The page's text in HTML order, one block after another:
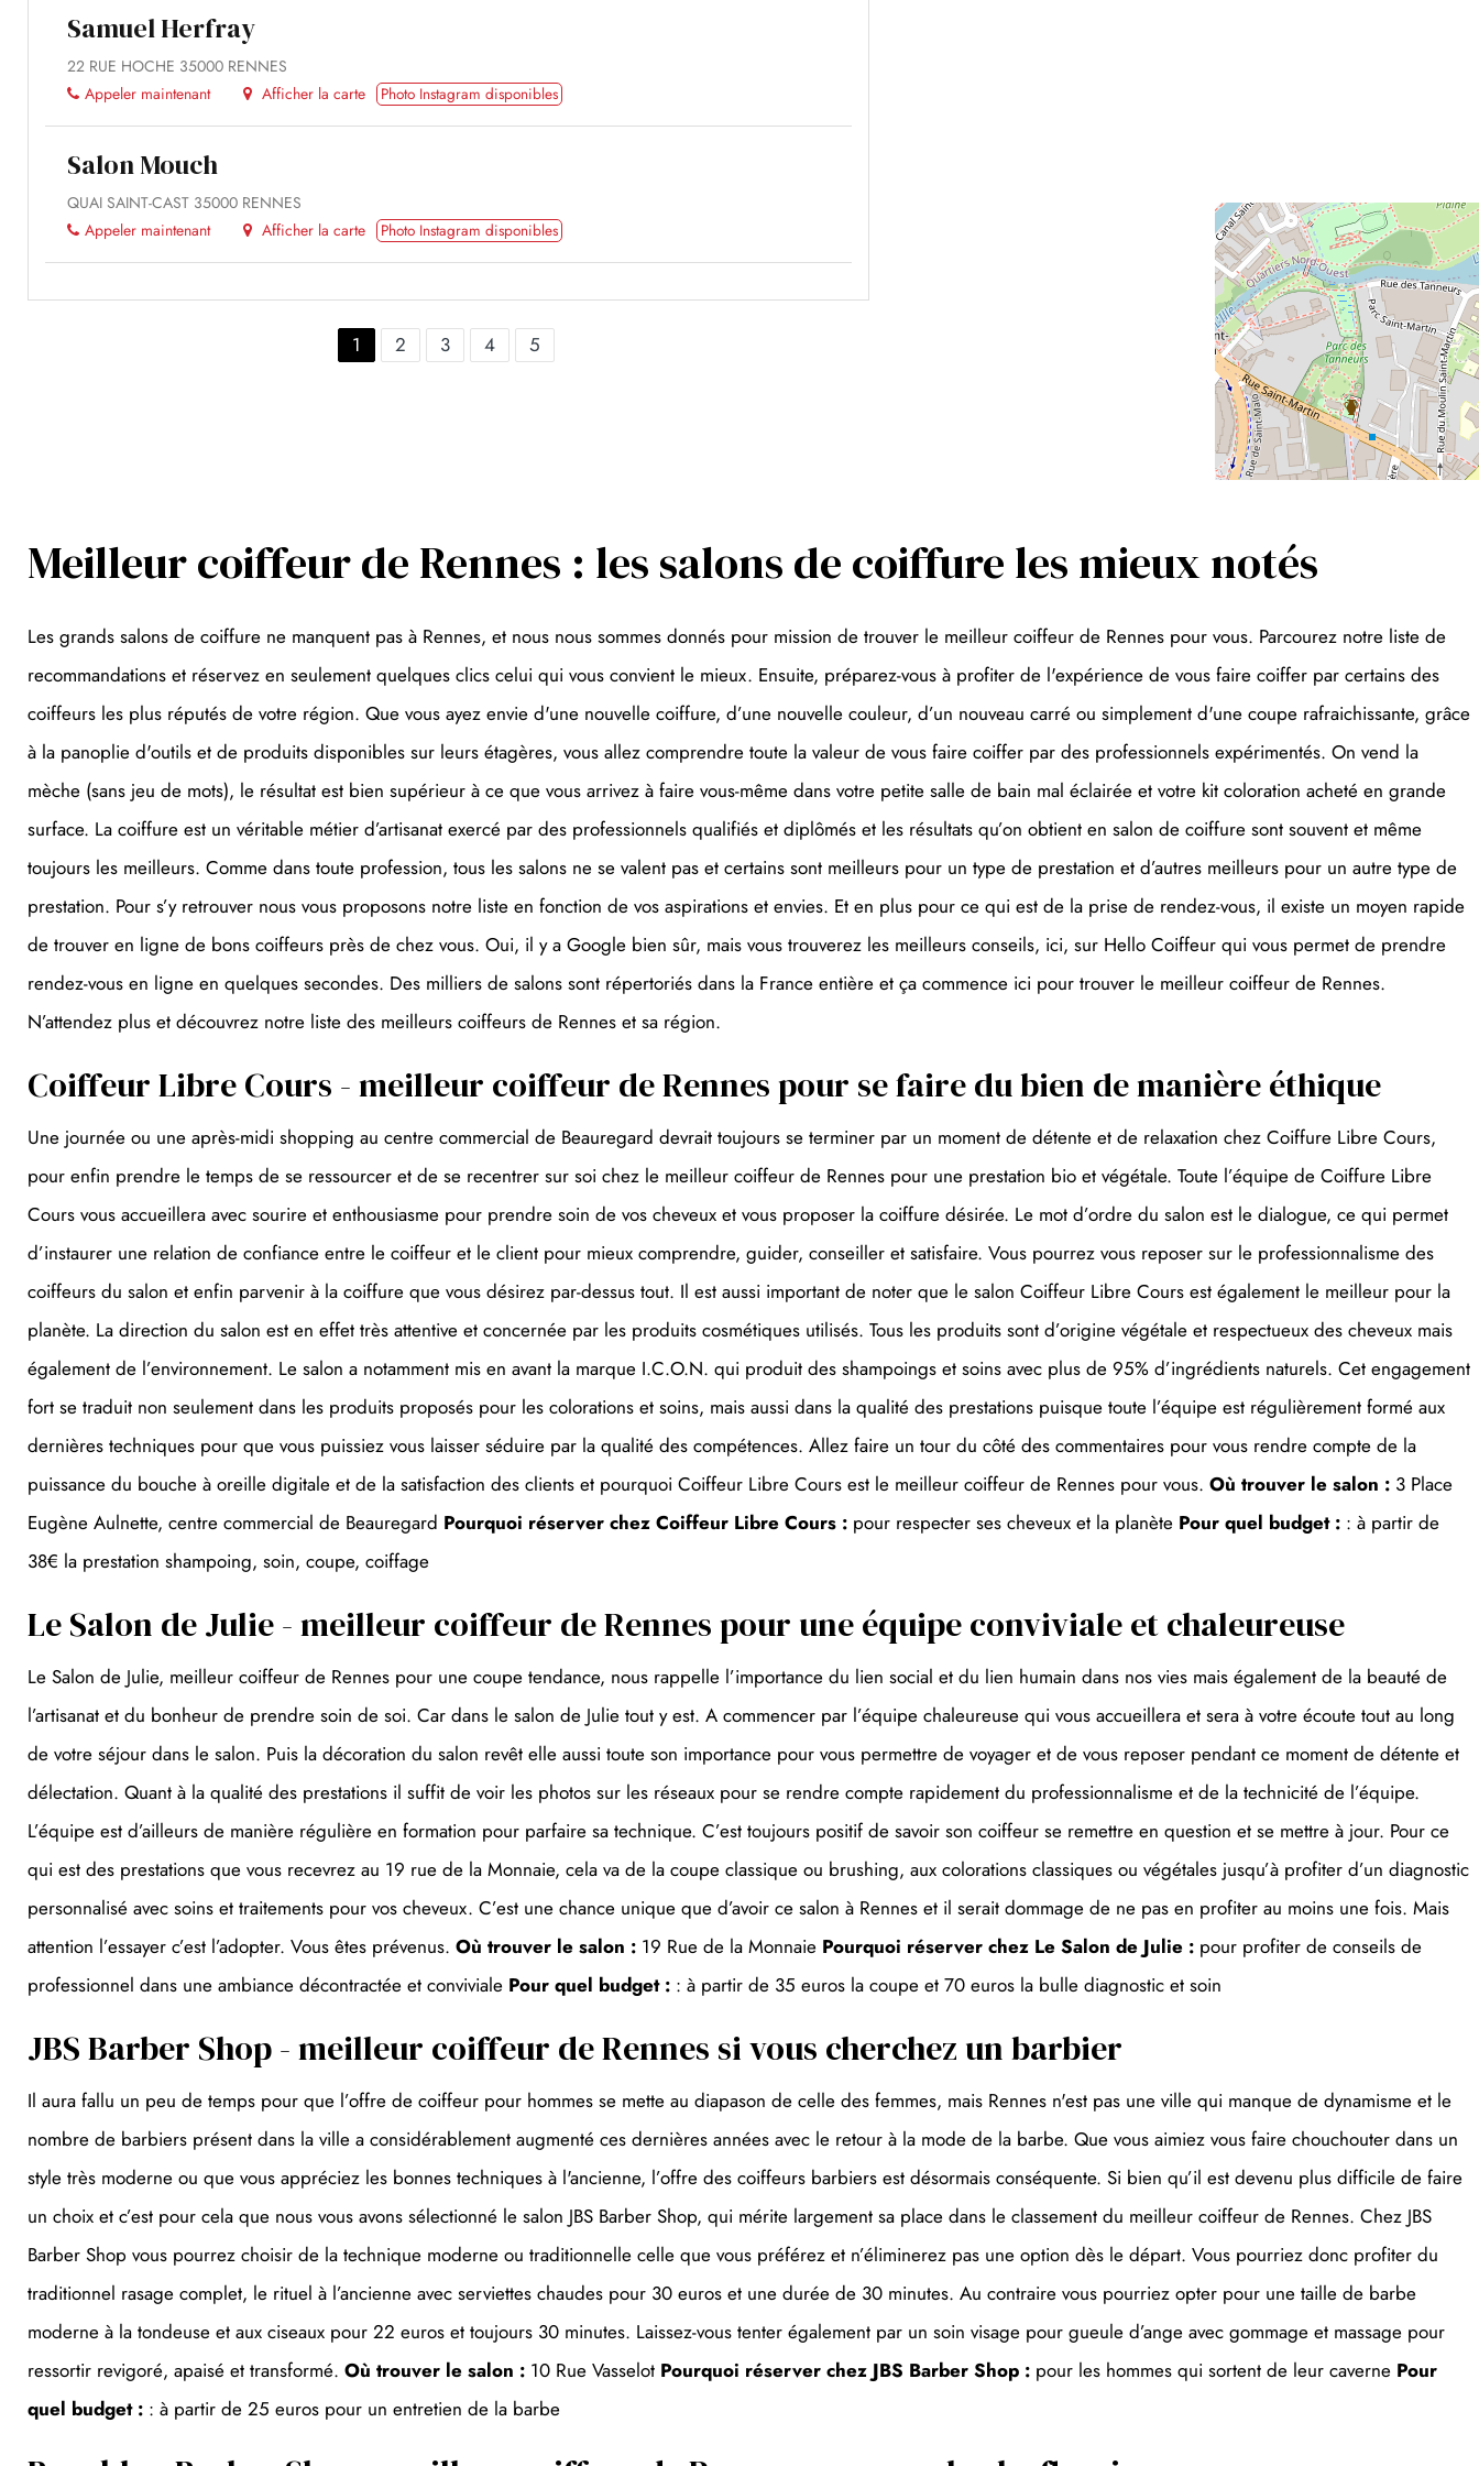
2
Samuel Herfray
22 RUE HOCHE 35000 RENNES
Appeler maintenant
Afficher la carte Photo Instagram disponibles
Salon Mouch
QUAI SAINT-CAST 35000 RENNES
Appeler maintenant
Afficher la carte Photo Instagram disponibles
1 2 3 4 5
Meilleur coiffeur de Rennes : les salons de coiffure les mieux notés
Les grands salons de coiffure ne manquent pas à Rennes, et nous nous sommes donnés pour mission de trouver le meilleur coiffeur de Rennes pour vous. Parcourez notre liste de
recommandations et réservez en seulement quelques clics celui qui vous convient le mieux. Ensuite, préparez-vous à profiter de l'expérience de vous faire coiffer par certains des
coiffeurs les plus réputés de votre région. Que vous ayez envie d'une nouvelle coiffure, d’une nouvelle couleur, d’un nouveau carré ou simplement d'une coupe rafraichissante, grâce
à la panoplie d'outils et de produits disponibles sur leurs étagères, vous allez comprendre toute la valeur de vous faire coiffer par des professionnels expérimentés. On vend la
mèche (sans jeu de mots), le résultat est bien supérieur à ce que vous arrivez à faire vous-même dans votre petite salle de bain mal éclairée et votre kit coloration acheté en grande
surface. La coiffure est un véritable métier d’artisanat exercé par des professionnels qualifiés et diplômés et les résultats qu’on obtient en salon de coiffure sont souvent et même
toujours les meilleurs. Comme dans toute profession, tous les salons ne se valent pas et certains sont meilleurs pour un type de prestation et d’autres meilleurs pour un autre type de
prestation. Pour s’y retrouver nous vous proposons notre liste en fonction de vos aspirations et envies. Et en plus pour ce qui est de la prise de rendez-vous, il existe un moyen rapide
de trouver en ligne de bons coiffeurs près de chez vous. Oui, il y a Google bien sûr, mais vous trouverez les meilleurs conseils, ici, sur Hello Coiffeur qui vous permet de prendre
rendez-vous en ligne en quelques secondes. Des milliers de salons sont répertoriés dans la France entière et ça commence ici pour trouver le meilleur coiffeur de Rennes.
N’attendez plus et découvrez notre liste des meilleurs coiffeurs de Rennes et sa région.
Coiffeur Libre Cours - meilleur coiffeur de Rennes pour se faire du bien de manière éthique
Une journée ou une après-midi shopping au centre commercial de Beauregard devrait toujours se terminer par un moment de détente et de relaxation chez Coiffure Libre Cours,
pour enfin prendre le temps de se ressourcer et de se recentrer sur soi chez le meilleur coiffeur de Rennes pour une prestation bio et végétale. Toute l’équipe de Coiffure Libre
Cours vous accueillera avec sourire et enthousiasme pour prendre soin de vos cheveux et vous proposer la coiffure désirée. Le mot d’ordre du salon est le dialogue, ce qui permet
d’instaurer une relation de confiance entre le coiffeur et le client pour mieux comprendre, guider, conseiller et satisfaire. Vous pourrez vous reposer sur le professionnalisme des
coiffeurs du salon et enfin parvenir à la coiffure que vous désirez par-dessus tout. Il est aussi important de noter que le salon Coiffeur Libre Cours est également le meilleur pour la
planète. La direction du salon est en effet très attentive et concernée par les produits cosmétiques utilisés. Tous les produits sont d’origine végétale et respectueux des cheveux mais
également de l’environnement. Le salon a notamment mis en avant la marque I.C.O.N. qui produit des shampoings et soins avec plus de 95% d’ingrédients naturels. Cet engagement
fort se traduit non seulement dans les produits proposés pour les colorations et soins, mais aussi dans la qualité des prestations puisque toute l’équipe est régulièrement formé aux
dernières techniques pour que vous puissiez vous laisser séduire par la qualité des compétences. Allez faire un tour du côté des commentaires pour vous rendre compte de la
puissance du bouche à oreille digitale et de la satisfaction des clients et pourquoi Coiffeur Libre Cours est le meilleur coiffeur de Rennes pour vous. Où trouver le salon : 3 Place
Eugène Aulnette, centre commercial de Beauregard Pourquoi réserver chez Coiffeur Libre Cours : pour respecter ses cheveux et la planète Pour quel budget : : à partir de
38€ la prestation shampoing, soin, coupe, coiffage
Le Salon de Julie - meilleur coiffeur de Rennes pour une équipe conviviale et chaleureuse
Le Salon de Julie, meilleur coiffeur de Rennes pour une coupe tendance, nous rappelle l’importance du lien social et du lien humain dans nos vies mais également de la beauté de
l’artisanat et du bonheur de prendre soin de soi. Car dans le salon de Julie tout y est. A commencer par l’équipe chaleureuse qui vous accueillera et sera à votre écoute tout au long
de votre séjour dans le salon. Puis la décoration du salon revêt elle aussi toute son importance pour vous permettre de voyager et de vous reposer pendant ce moment de détente et
délectation. Quant à la qualité des prestations il suffit de voir les photos sur les réseaux pour se rendre compte rapidement du professionnalisme et de la technicité de l’équipe.
L’équipe est d’ailleurs de manière régulière en formation pour parfaire sa technique. C’est toujours positif de savoir son coiffeur se remettre en question et se mettre à jour. Pour ce
qui est des prestations que vous recevrez au 19 rue de la Monnaie, cela va de la coupe classique ou brushing, aux colorations classiques ou végétales jusqu’à profiter d’un diagnostic
personnalisé avec soins et traitements pour vos cheveux. C’est une chance unique que d’avoir ce salon à Rennes et il serait dommage de ne pas en profiter au moins une fois. Mais
attention l’essayer c’est l’adopter. Vous êtes prévenus. Où trouver le salon : 19 Rue de la Monnaie Pourquoi réserver chez Le Salon de Julie : pour profiter de conseils de
professionnel dans une ambiance décontractée et conviviale Pour quel budget : : à partir de 35 euros la coupe et 70 euros la bulle diagnostic et soin
JBS Barber Shop - meilleur coiffeur de Rennes si vous cherchez un barbier
Il aura fallu un peu de temps pour que l’offre de coiffeur pour hommes se mette au diapason de celle des femmes, mais Rennes n'est pas une ville qui manque de dynamisme et le
nombre de barbiers présent dans la ville a considérablement augmenté ces dernières années avec le retour à la mode de la barbe. Que vous aimiez vous faire chouchouter dans un
style très moderne ou que vous appréciez les bonnes techniques à l'ancienne, l’offre des coiffeurs barbiers est désormais conséquente. Si bien qu’il est devenu plus difficile de faire
un choix et c’est pour cela que nous vous avons sélectionné le salon JBS Barber Shop, qui mérite largement sa place dans le classement du meilleur coiffeur de Rennes. Chez JBS
Barber Shop vous pourrez choisir de la technique moderne ou traditionnelle celle que vous préférez et n’éliminerez pas une option dès le départ. Vous pourriez donc profiter du
traditionnel rasage complet, le rituel à l’ancienne avec serviettes chaudes pour 30 euros et une durée de 30 minutes. Au contraire vous pourriez opter pour une taille de barbe
moderne à la tondeuse et aux ciseaux pour 22 euros et toujours 30 minutes. Laissez-vous tenter également par un soin visage pour gueule d’ange avec gommage et massage pour
ressortir revigoré, apaisé et transformé. Où trouver le salon : 10 Rue Vasselot Pourquoi réserver chez JBS Barber Shop : pour les hommes qui sortent de leur caverne Pour
quel budget : : à partir de 25 euros pour un entretien de la barbe